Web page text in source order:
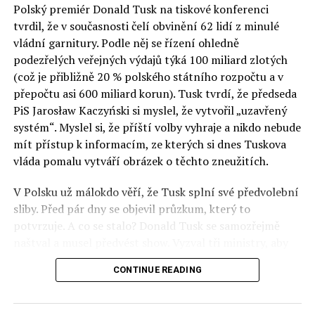
Otázky spojené s vývojem umělé inteligence budou na
fóru AI zvláště diskutovanou oblastí. Fórum AI bude
zahrnovat vyhrazenou tematickou trať skládající se z
panelů, prezentací, workshopů a speciálních akcí.
Budou diskutovány klíčové otázky vlivu umělé
inteligence ve společnosti, ale i v sektoru veřejných a
komerčních služeb. Budou se diskutovat problémy a
výzvy, kterým bude muset trh čelit tváří v tvář zásadním
technologickým změnám. Účastníci fóra také zváží, do
technologií umělé inteligence v mnoha oblastech života
umožní Evropské unii obnovit konkurenceschopnost ve
vztahu ke globálním ekonomikám a nutnosti zajistit
Polský premiér Donald Tusk na tiskové konferenci
tvrdil, že v současnosti čelí obvinění 62 lidí z minulé
vládní garnitury. Podle něj se řízení ohledně
podezřelých veřejných výdajů týká 100 miliard zlotých
(což je přibližně 20 % polského státního rozpočtu a v
přepočtu asi 600 miliard korun). Tusk tvrdí, že předseda
PiS Jarosław Kaczyński si myslel, že vytvořil „uzavřený
systém“. Myslel si, že příští volby vyhraje a nikdo nebude
mít přístup k informacím, ze kterých si dnes Tuskova
vláda pomalu vytváří obrázek o těchto zneužitích.
V Polsku už málokdo věří, že Tusk splní své předvolební
sliby. Před pár dny se objevil průzkum, který to
potvrzuje. A co se stalo? Donald Tusk se samozřejmě
před kamerami podepsali dohodu o stíhání členů PiS, a
ti poslušně ono divadlo předvedli. Andrzej Domański
CONTINUE READING